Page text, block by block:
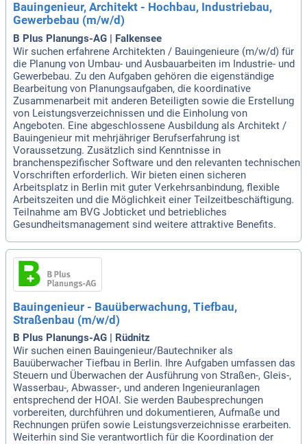
Bauingenieur, Architekt - Hochbau, Industriebau,
Gewerbebau (m/w/d)
B Plus Planungs-AG | Falkensee
Wir suchen erfahrene Architekten / Bauingenieure (m/w/d) für
die Planung von Umbau- und Ausbauarbeiten im Industrie- und
Gewerbebau. Zu den Aufgaben gehören die eigenständige
Bearbeitung von Planungsaufgaben, die koordinative
Zusammenarbeit mit anderen Beteiligten sowie die Erstellung
von Leistungsverzeichnissen und die Einholung von
Angeboten. Eine abgeschlossene Ausbildung als Architekt /
Bauingenieur mit mehrjähriger Berufserfahrung ist
Voraussetzung. Zusätzlich sind Kenntnisse in
branchenspezifischer Software und den relevanten technischen
Vorschriften erforderlich. Wir bieten einen sicheren
Arbeitsplatz in Berlin mit guter Verkehrsanbindung, flexible
Arbeitszeiten und die Möglichkeit einer Teilzeitbeschäftigung.
Teilnahme am BVG Jobticket und betriebliches
Gesundheitsmanagement sind weitere attraktive Benefits.
Bauingenieur - Bauüberwachung, Tiefbau,
Straßenbau (m/w/d)
B Plus Planungs-AG | Rüdnitz
Wir suchen einen Bauingenieur/Bautechniker als
Bauüberwacher Tiefbau in Berlin. Ihre Aufgaben umfassen das
Steuern und Überwachen der Ausführung von Straßen-, Gleis-,
Wasserbau-, Abwasser-, und anderen Ingenieuranlagen
entsprechend der HOAI. Sie werden Baubesprechungen
vorbereiten, durchführen und dokumentieren, Aufmaße und
Rechnungen prüfen sowie Leistungsverzeichnisse erarbeiten.
Weiterhin sind Sie verantwortlich für die Koordination der